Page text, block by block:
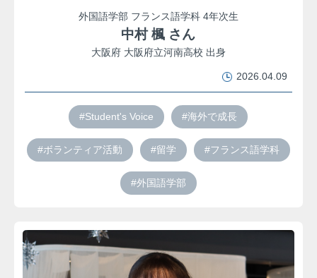
外国語学部 フランス語学科 4年次生
中村 楓 さん
大阪府 大阪府立河南高校 出身
2026.04.09
#Student's Voice #海外で成長
#ボランティア活動 #留学 #フランス語学科
#外国語学部